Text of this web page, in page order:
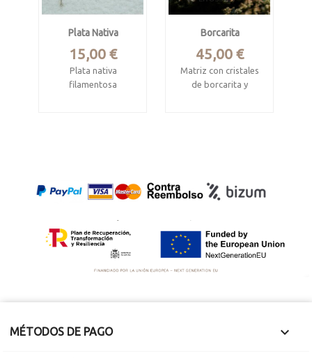
Plata Nativa
Precio
15,00 €
Plata nativa
filamentosa
Borcarita
Precio
45,00 €
Matriz con cristales
de borcarita y
MÉTODOS DE PAGO 